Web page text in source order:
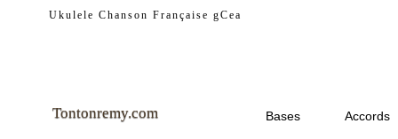
tontonremy.com
Ukulele Chanson Française gCea
Bases Accords
Tontonremy.com